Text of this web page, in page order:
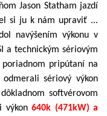
Jason Statham jazdí
si ju k nám upraviť ...
navýšením výkonu v
a technickým sériovým
poriadnom pripútaní na
sériový výkon
softvérovom
výkon640k (471kW) a